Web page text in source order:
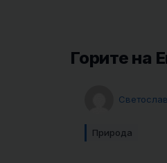
Горите на
Природа